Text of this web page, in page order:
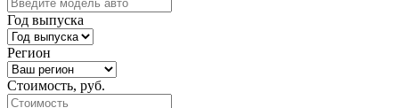
Год выпуска
Регион
Стоимость, руб.